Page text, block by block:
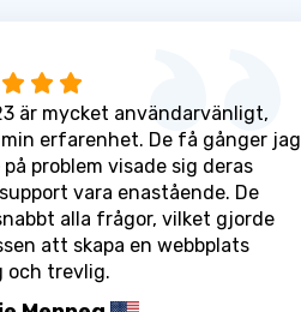
är mycket användarvänligt,
erfarenhet. De få gånger jag
problem visade sig deras
vara enastående. De
alla frågor, vilket gjorde
att skapa en webbplats
och trevlig.